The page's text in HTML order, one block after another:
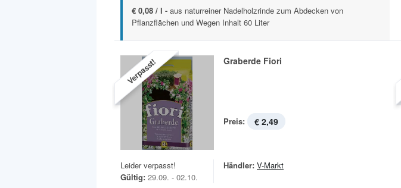
€ 0,08 / l - aus naturreiner Nadelholzrinde zum Abdecken von
Pflanzflächen und Wegen Inhalt 60 Liter
Verpasst! Graberde Fiori
Preis: € 2,49
Leider verpasst!
Gültig: 29.09. - 02.10.
Händler: V-Markt